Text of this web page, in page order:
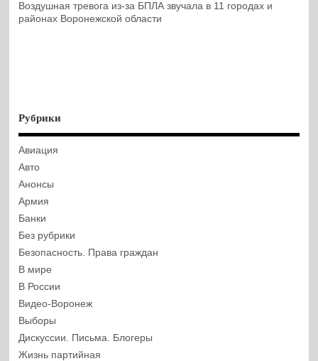
Воздушная тревога из-за БПЛА звучала в 11 городах и
районах Воронежской области
Рубрики
Авиация
Авто
Анонсы
Армия
Банки
Без рубрики
Безопасность. Права граждан
В мире
В России
Видео-Воронеж
Выборы
Дискуссии. Письма. Блогеры
Жизнь партийная